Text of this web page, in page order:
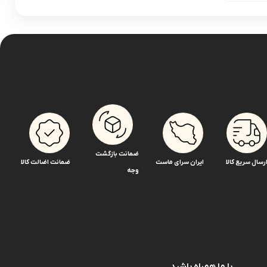
ارسال سریع کالا ایران سرای ماست
ضمانت بازگشت
وجه
ضمانت اضالت کالا